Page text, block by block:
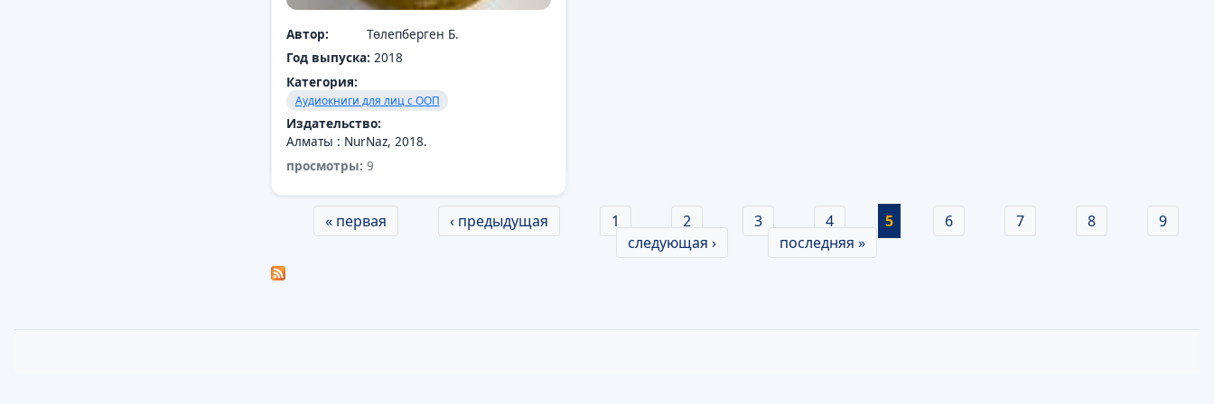
просмотры: 15
Автор:
Төлепберген Б.
Год выпуска: 2018
Категория:
Аудиокниги для лиц с ООП
Издательство:
Алматы : NurNaz, 2018.
просмотры: 9
Страницы
« первая ‹ предыдущая 1 2 3 4 5 6 7 8
9
следующая ›
последняя »